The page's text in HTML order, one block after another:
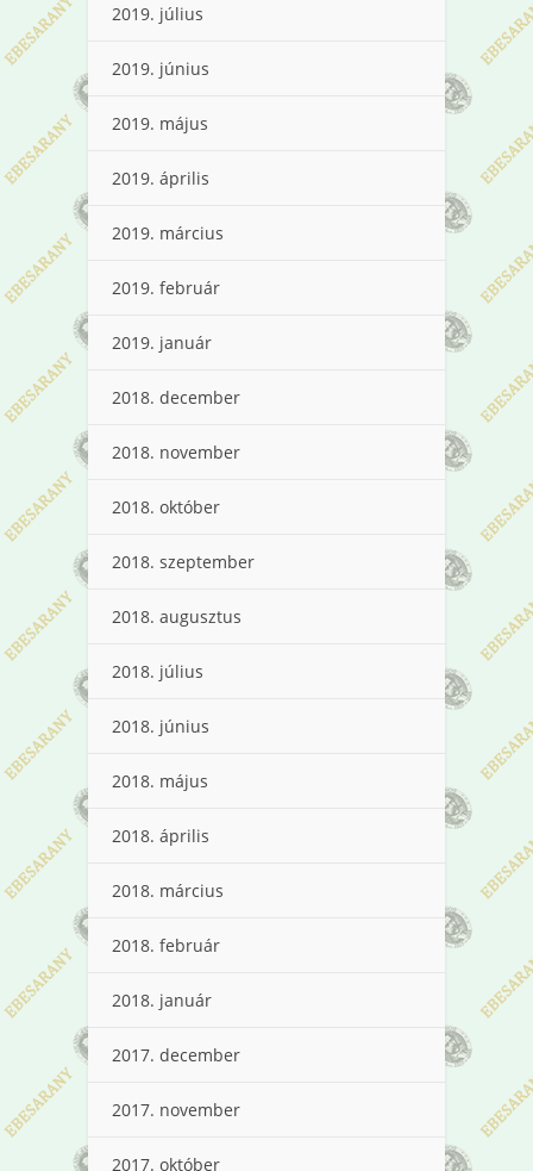
2019. július
2019. június
2019. május
2019. április
2019. március
2019. február
2019. január
2018. december
2018. november
2018. október
2018. szeptember
2018. augusztus
2018. július
2018. június
2018. május
2018. április
2018. március
2018. február
2018. január
2017. december
2017. november
2017. október